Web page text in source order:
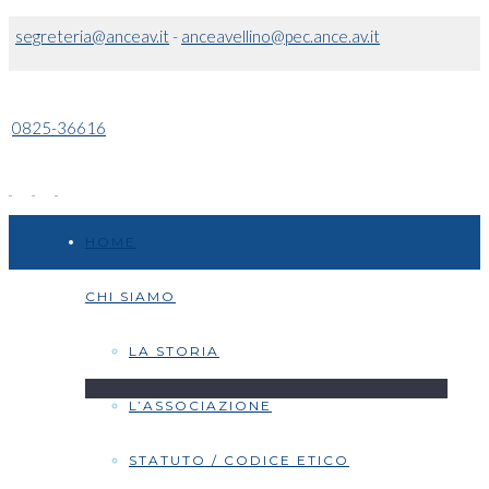
segreteria@anceav.it- anceavellino@pec.ance.av.it
0825-36616
CHI SIAMO
LA STORIA
L’ASSOCIAZIONE
STATUTO / CODICE ETICO